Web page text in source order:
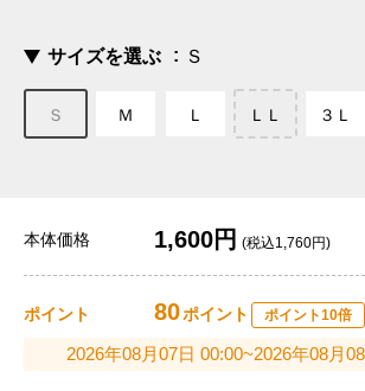
サイズを選ぶ Ｓ
Ｓ Ｍ Ｌ ＬＬ ３Ｌ
本体価格 1,600円 (税込1,760円)
ポイント 80ポイント ポイント10倍
2026年08月07日 00:00~2026年08月